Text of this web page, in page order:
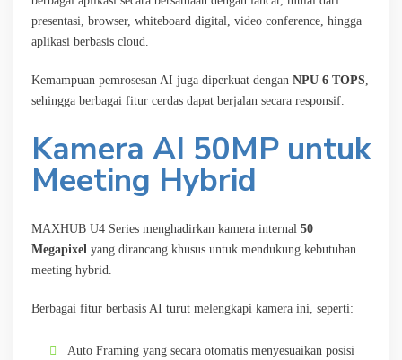
presentasi, browser, whiteboard digital, video conference, hingga
aplikasi berbasis cloud.
Kemampuan pemrosesan AI juga diperkuat dengan NPU 6 TOPS
sehingga berbagai fitur cerdas dapat berjalan secara responsif.
Kamera AI 50MP untuk
Meeting Hybrid
MAXHUB U4 Series menghadirkan kamera internal 50
Megapixel yang dirancang khusus untuk mendukung kebutuhan
meeting hybrid.
Berbagai fitur berbasis AI turut melengkapi kamera ini, seperti:
Auto Framing yang secara otomatis menyesuaikan posisi